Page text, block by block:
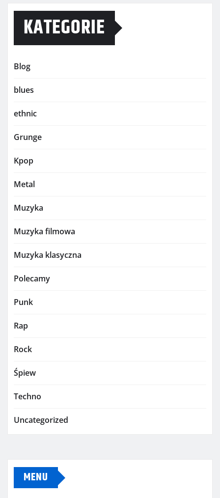
KATEGORIE
Blog
blues
ethnic
Grunge
Kpop
Metal
Muzyka
Muzyka filmowa
Muzyka klasyczna
Polecamy
Punk
Rap
Rock
Śpiew
Techno
Uncategorized
MENU